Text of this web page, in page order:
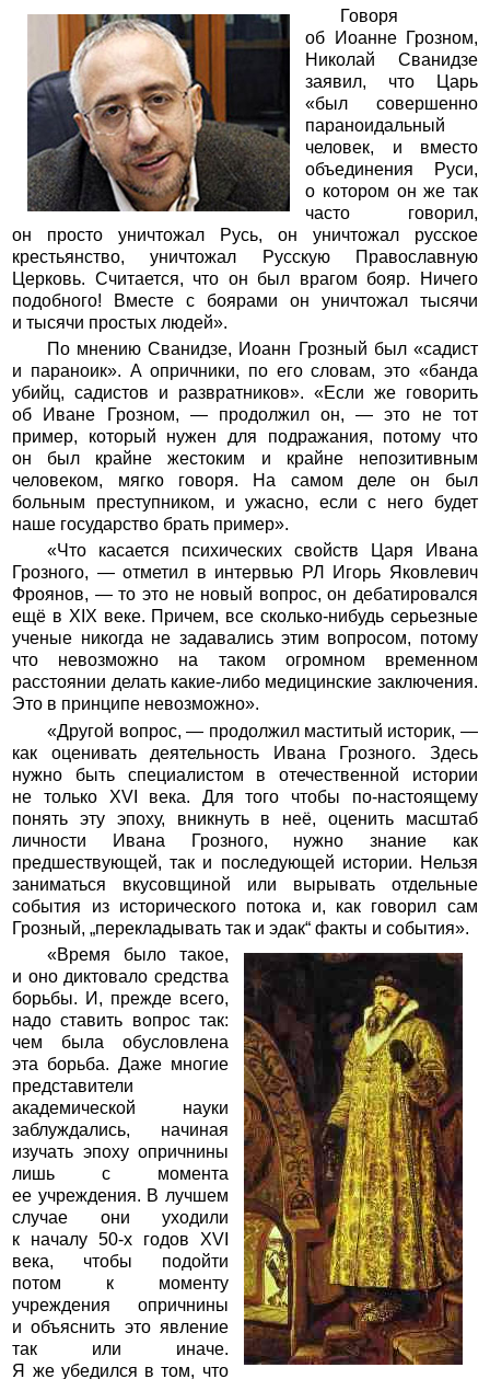
Говоря
об Иоанне Грозном,
Николай Сванидзе
заявил, что Царь
«был совершенно
параноидальный
человек, и вместо
объединения Руси,
о котором он же так
часто говорил,
он просто уничтожал Русь, он уничтожал русское
крестьянство, уничтожал Русскую Православную
Церковь. Считается, что он был врагом бояр. Ничего
подобного! Вместе с боярами он уничтожал тысячи
и тысячи простых людей».
По мнению Сванидзе, Иоанн Грозный был «садист
и параноик». А опричники, по его словам, это «банда
убийц, садистов и развратников». «Если же говорить
об Иване Грозном, — продолжил он, — это не тот
пример, который нужен для подражания, потому что
он был крайне жестоким и крайне непозитивным
человеком, мягко говоря. На самом деле он был
больным преступником, и ужасно, если с него будет
наше государство брать пример».
«Что касается психических свойств Царя Ивана
Грозного, — отметил в интервью РЛ Игорь Яковлевич
Фроянов, — то это не новый вопрос, он дебатировался
ещё в ХIХ веке. Причем, все сколько-нибудь серьезные
ученые никогда не задавались этим вопросом, потому
что невозможно на таком огромном временном
расстоянии делать какие-либо медицинские заключения.
Это в принципе невозможно».
«Другой вопрос, — продолжил маститый историк, —
как оценивать деятельность Ивана Грозного. Здесь
нужно быть специалистом в отечественной истории
не только ХVI века. Для того чтобы по-настоящему
понять эту эпоху, вникнуть в неё, оценить масштаб
личности Ивана Грозного, нужно знание как
предшествующей, так и последующей истории. Нельзя
заниматься вкусовщиной или вырывать отдельные
события из исторического потока и, как говорил сам
Грозный, „перекладывать так и эдак“ факты и события».
«Время было такое,
и оно диктовало средства
борьбы. И, прежде всего,
надо ставить вопрос так:
чем была обусловлена
эта борьба. Даже многие
представители
академической науки
заблуждались, начиная
изучать эпоху опричнины
лишь с момента
ее учреждения. В лучшем
случае они уходили
к началу 50-х годов ХVI
века, чтобы подойти
потом к моменту
учреждения опричнины
и объяснить это явление
так или иначе.
Я же убедился в том, что